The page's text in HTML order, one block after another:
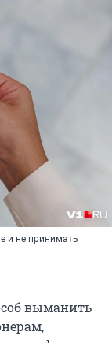
и не принимать
выманить